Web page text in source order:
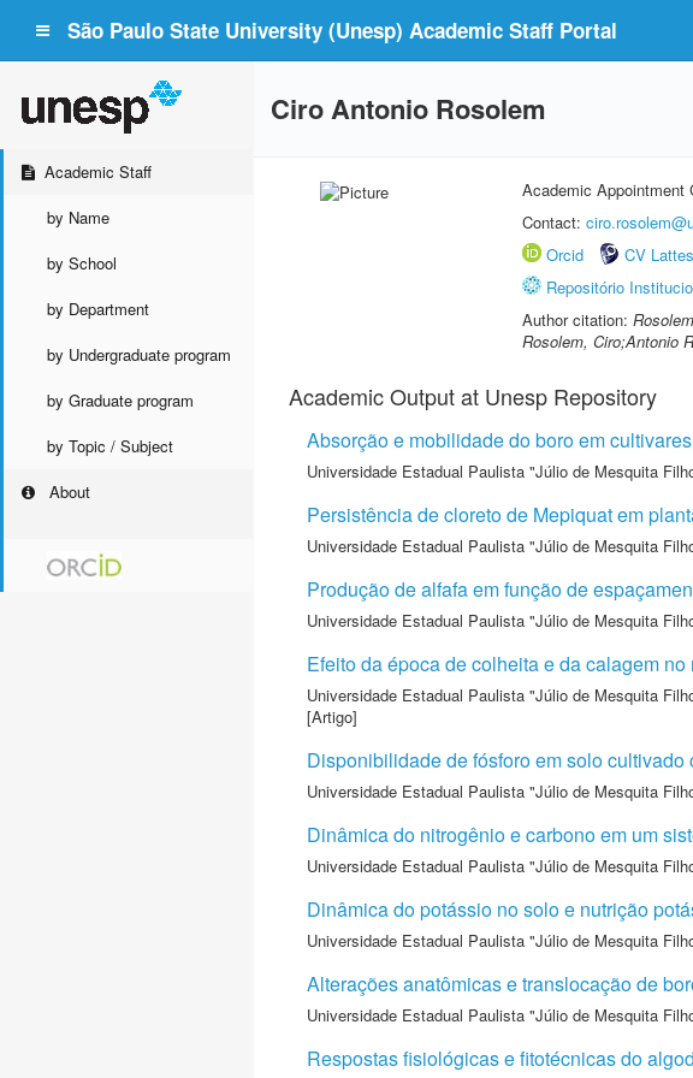
São Paulo State University (Unesp) Academic Staff Portal
Academic Staff
by Name
by School
by Department
by Undergraduate program
by Graduate program
by Topic / Subject
About
Ciro Antonio Rosolem
Academic Appointment
Contact:
Orcid
CV Lattes
Repositório
Author citation:
Rosolem, Ciro;Antonio
Academic Output at Unesp Repository
Absorção e mobilidade do boro em
Universidade Estadual Paulista "Júlio de Mesquita
Persistência de cloreto de Mepiquat em
Universidade Estadual Paulista "Júlio de Mesquita
Produção de alfafa em função de
Universidade Estadual Paulista "Júlio de Mesquita
Efeito da época de colheita e da calagem
Universidade Estadual Paulista "Júlio de Mesquita
[Artigo]
Disponibilidade de fósforo em solo
Universidade Estadual Paulista "Júlio de Mesquita
Dinâmica do nitrogênio e carbono em um
Universidade Estadual Paulista "Júlio de Mesquita
Dinâmica do potássio no solo e nutrição
Universidade Estadual Paulista "Júlio de Mesquita
Alterações anatômicas e translocação de
Universidade Estadual Paulista "Júlio de Mesquita
Respostas fisiológicas e fitotécnicas do